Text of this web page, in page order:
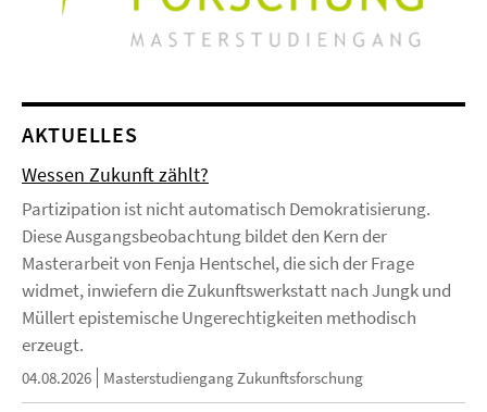
AKTUELLES
Wessen Zukunft zählt?
Partizipation ist nicht automatisch Demokratisierung.
Diese Ausgangsbeobachtung bildet den Kern der
Masterarbeit von Fenja Hentschel, die sich der Frage
widmet, inwiefern die Zukunftswerkstatt nach Jungk und
Müllert epistemische Ungerechtigkeiten methodisch
erzeugt.
04.08.2026 Masterstudiengang Zukunftsforschung